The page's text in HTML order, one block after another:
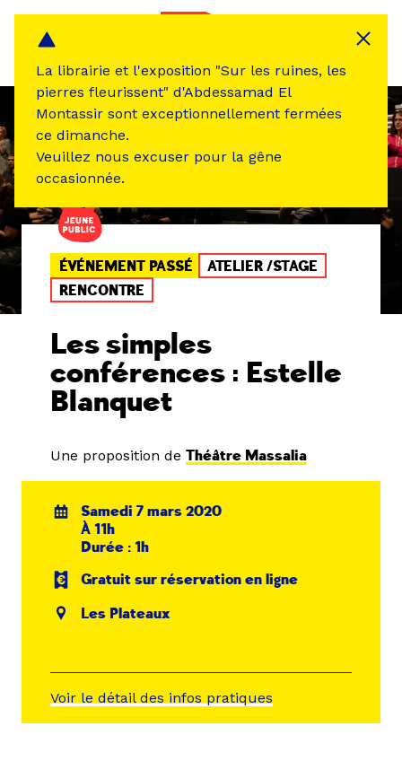
ÉVÉNEMENT PASSÉ
ATELIER /STAGE
RENCONTRE
Les simples
conférences : Estelle
Blanquet
Une proposition de Théâtre Massalia
Samedi 7 mars 2020
À 11h
Durée : 1h
Gratuit sur réservation en ligne
Les Plateaux
Voir le détail des infos pratiques
La librairie et l'exposition "Sur les ruines, les
pierres fleurissent" d'Abdessamad El
Montassir sont exceptionnellement fermées
ce dimanche.
Veuillez nous excuser pour la gêne
occasionnée.
Panneau de gestion des cookies